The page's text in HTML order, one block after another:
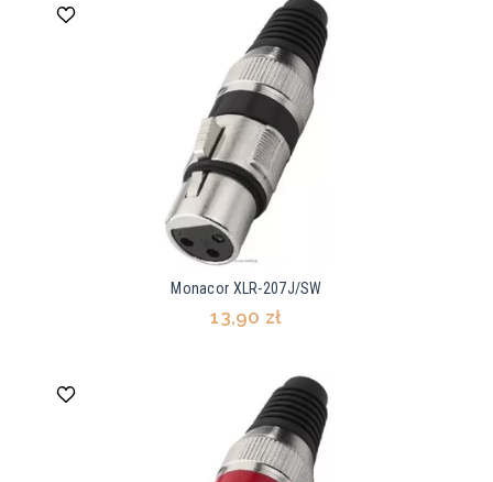
Monacor XLR-207J/SW
13,90 zł